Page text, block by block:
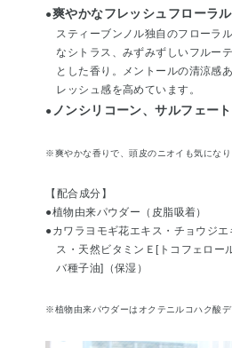
●爽やかなフレッシュフローラ
スティーブンノル独自のフローラ
なシトラス、みずみずしいフルー
とした香り。メントールの清涼感
レッシュ感を高めています。
● ノンシリコーン、サルフェー
※爽やかな香りで、頭皮のニオイも気になり
【配合成分】
●植物由来パウダー（皮脂吸着）
●カワラヨモギ花エキス・チョウジ
ス・天然ビタミンＥ[トコフェロー
バ種子油]（保湿）
※植物由来パウダーはオクテニルコハク酸デ